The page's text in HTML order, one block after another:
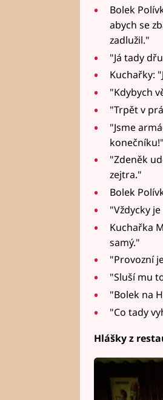
Bolek
abych se
zadlužil."
"Já tady
Kuchařky:
"Kdybych
"Trpět v
"Jsme
konečníku!"
"Zdeněk
zejtra."
Bolek
"Vždycky
Kuchařka
samý."
"Provozní
"Sluší mu
"Bolek na
"Co tady
Hlášky z